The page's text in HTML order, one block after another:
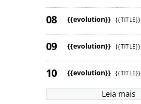
{{evolution}} {{TITLE}}
{{evolution}} {{TITLE}}
{{evolution}} {{TITLE}}
Leia mais